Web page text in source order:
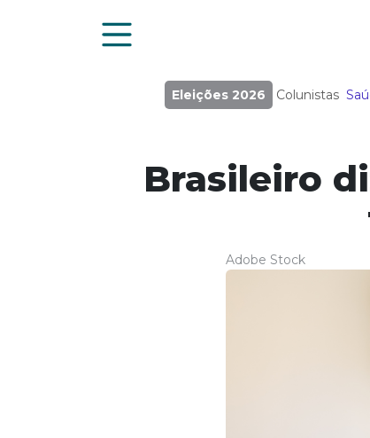
Eleições 2026 Colunistas
Brasileiro
Adobe Stock